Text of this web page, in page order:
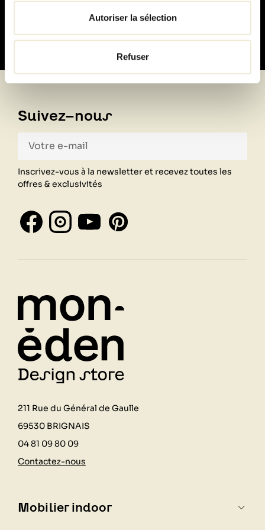
Autoriser la sélection
Refuser
100% sécurisé
Suivez-nous
Inscrivez-vous à la newsletter et recevez toutes les
offres & exclusivités
211 Rue du Général de Gaulle
69530 BRIGNAIS
04 81 09 80 09
Contactez-nous
Mobilier indoor